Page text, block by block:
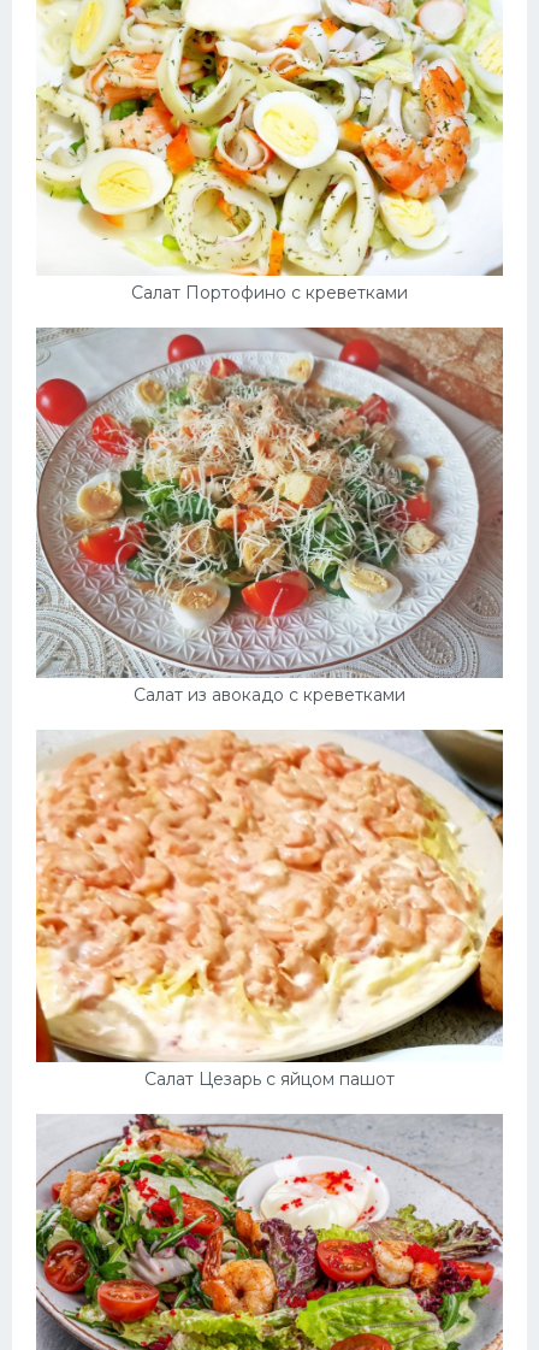
Салат Портофино с креветками
Салат из авокадо с креветками
Салат Цезарь с яйцом пашот